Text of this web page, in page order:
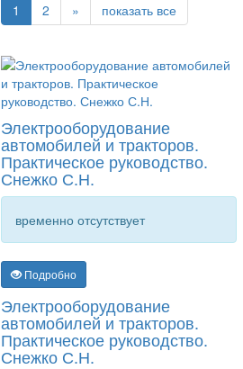
1 2 » показать все
Электрооборудование
автомобилей и тракторов.
Практическое руководство.
Снежко С.Н.
временно отсутствует
Подробно
Электрооборудование
автомобилей и тракторов.
Практическое руководство.
Снежко С.Н.